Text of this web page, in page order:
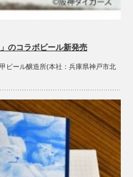
のコラボビール新発売
ビール醸造所(本社：兵庫県神戸市北